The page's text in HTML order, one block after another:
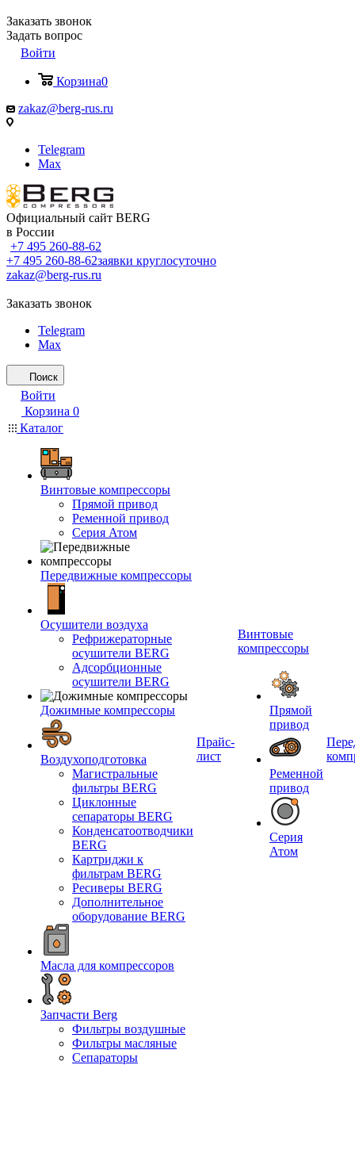
Заказать звонок
Задать вопрос
Войти
Корзина0
zakaz@berg-rus.ru
Telegram
Max
Официальный сайт BERG
в России
+7 495 260-88-62
+7 495 260-88-62заявки круглосуточно
zakaz@berg-rus.ru
Заказать звонок
Telegram
Max
Поиск
Войти
Корзина 0
Каталог
Винтовые компрессоры
Прямой привод
Ременной привод
Серия Атом
Передвижные компрессоры
Осушители воздуха
Рефрижераторные
осушители BERG
Адсорбционные
осушители BERG
Дожимные компрессоры
Воздухоподготовка
Магистральные
фильтры BERG
Циклонные
сепараторы BERG
Конденсатоотводчики
BERG
Картриджи к
фильтрам BERG
Ресиверы BERG
Дополнительное
оборудование BERG
Масла для компрессоров
Запчасти Berg
Фильтры воздушные
Фильтры масляные
Сепараторы
Прайс-
лист
Винтовые
компрессоры
Прямой
привод
Ременной
привод
Серия
Атом